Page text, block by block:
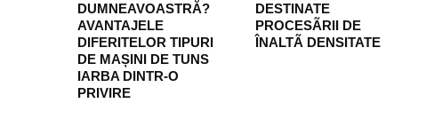
DUMNEAVOASTRĂ?
AVANTAJELE
DIFERITELOR TIPURI
DE MAȘINI DE TUNS
IARBA DINTR-O
PRIVIRE
DESTINATE
PROCESÃRII DE
ÎNALTÃ DENSITATE